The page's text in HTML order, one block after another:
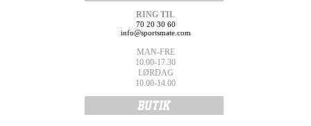
RING TIL
70 20 30 60
info@sportsmate.com
MAN-FRE
10.00-17.30
LØRDAG
10.00-14.00